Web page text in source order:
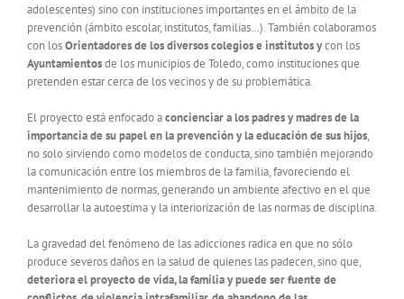
adolescentes) sino con instituciones importantes en el ámbito de la
prevención (ámbito escolar, institutos, familias…). También colaboramos
con losOrientadores de los diversos colegios e institutos ycon los
Ayuntamientosde los municipios de Toledo, como instituciones que
pretenden estar cerca de los vecinos y de su problemática.
El proyecto está enfocado aconcienciar a los padres y madres de la
importancia de su papel en la prevención y la educación de sus hijos,
no solo sirviendo como modelos de conducta, sino también mejorando
la comunicación entre los miembros de la familia, favoreciendo el
mantenimiento de normas, generando un ambiente afectivo en el que
desarrollar la autoestima y la interiorización de las normas de disciplina.
La gravedad del fenómeno de las adicciones radica en que no sólo
produce severos daños en la salud de quienes las padecen, sino que,
deteriora el proyecto de vida, la familia y puede ser fuente de